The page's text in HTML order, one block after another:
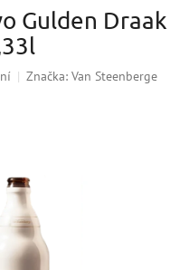
Gulden Draak
Značka: Van Steenberge